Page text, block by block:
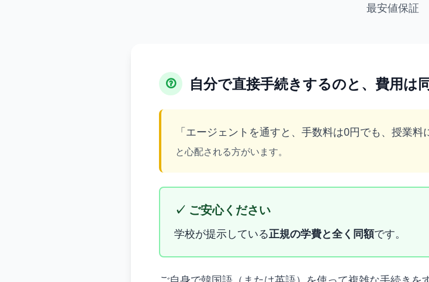
最安値保証
自分で直接手続きするのと、費用は
「エージェントを通すと、手数料は0円でも、授業料
と心配される方がいます。
✓ ご安心ください
学校が提示している正規の学費と全く同額です。